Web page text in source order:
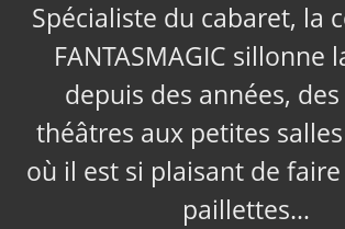
Spécialiste du cabaret, la
FANTASMAGIC sillonne
depuis des années,
théâtres aux petites
où il est si plaisant de
paillettes…